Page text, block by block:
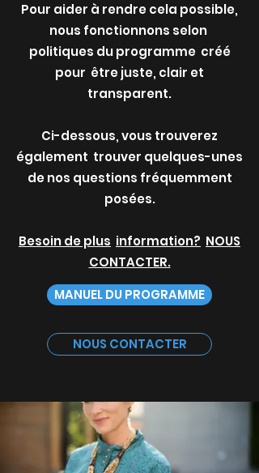
Pour aider à rendre cela possible,
nous fonctionnons selon
politiques du programme créé
pour être juste, clair et
transparent.
Ci-dessous, vous trouverez
également trouver quelques-unes
de nos questions fréquemment
posées.
Besoin de plus information? NOUS
CONTACTER.
MANUEL DU PROGRAMME
NOUS CONTACTER